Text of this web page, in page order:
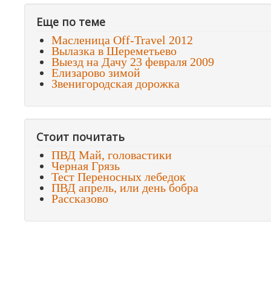
Еще по теме
Масленица Off-Travel 2012
Вылазка в Шереметьево
Выезд на Дачу 23 февраля 2009
Елизарово зимой
Звенигородская дорожка
Стоит почитать
ПВД Май, головастики
Черная Грязь
Тест Переносных лебедок
ПВД апрель, или день бобра
Рассказово